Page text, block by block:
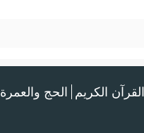
القرآن الكريم الحج والعمرة